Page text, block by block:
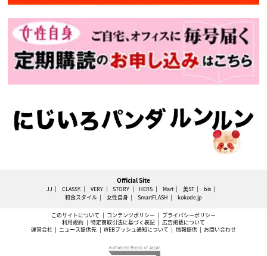
Official Site
JJ CLASSY. VERY STORY HERS Mart 美ST
bis
和食スタイル
女性自身 SmartFLASH kokode.jp
このサイトについて コンテンツポリシー
プライバシーポリシー
利用規約
特定商取引法に基づく表記
広告掲載について
運営会社
ニュース提供先 WEBプッシュ通知について 情報提供 お問い合わせ